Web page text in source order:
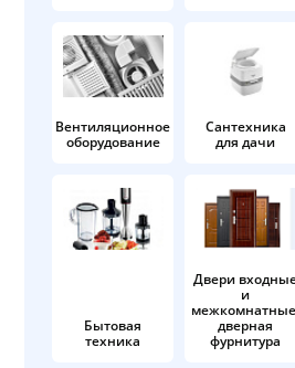
Вентиляционное
оборудование
Сантехника
для дачи
Бытовая
техника
Двери
и
дверная
фурнитура